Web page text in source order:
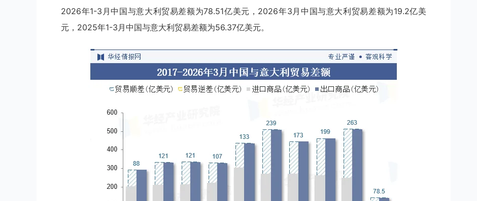
2026年1-3月中国与意大利贸易差额为78.51亿美元，2026年3月中国与意大利贸易差额为19.2亿美
元，2025年1-3月中国与意大利贸易差额为56.37亿美元。